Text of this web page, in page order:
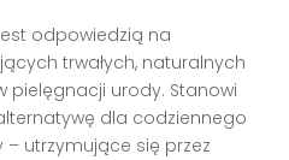
odpowiedzią na
trwałych, naturalnych
pielęgnacji urody. Stanowi
dla codziennego
utrzymujące się przez